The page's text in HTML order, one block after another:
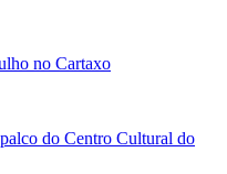
no Cartaxo
do Centro Cultural do